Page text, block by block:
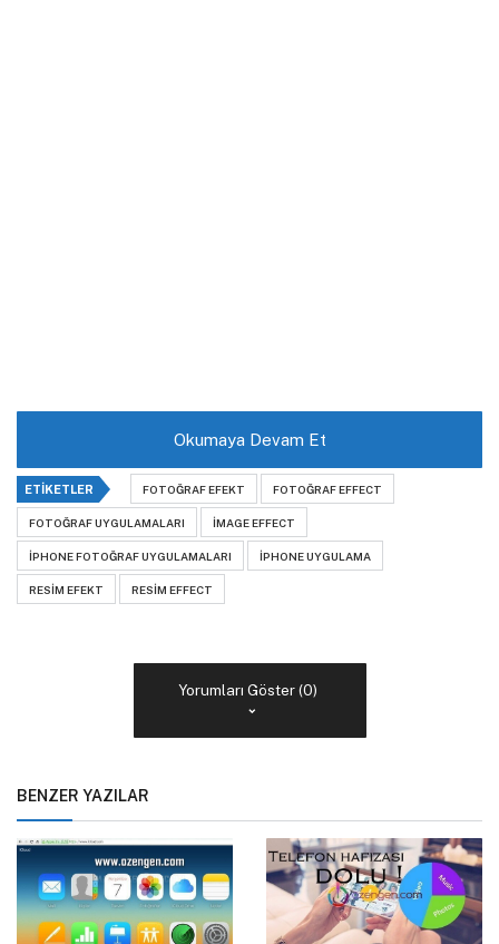
Okumaya Devam Et
ETIKETLER FOTOĞRAF EFEKT FOTOĞRAF EFFECT
FOTOĞRAF UYGULAMALARI IMAGE EFFECT
IPHONE FOTOĞRAF UYGULAMALARI IPHONE UYGULAMA
RESIM EFEKT RESIM EFFECT
Yorumları Göster (0)
BENZER YAZILAR